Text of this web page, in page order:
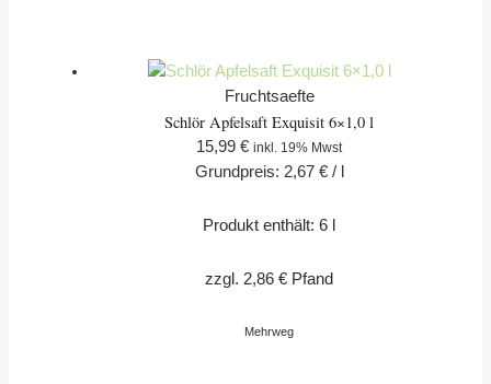
Fruchtsaefte
Schlör Apfelsaft Exquisit 6×1,0 l
15,99€ inkl. 19% Mwst
Grundpreis: 2,67 €/
Produkt enthält: 6
zzgl. 2,86€ Pfand
Mehrweg